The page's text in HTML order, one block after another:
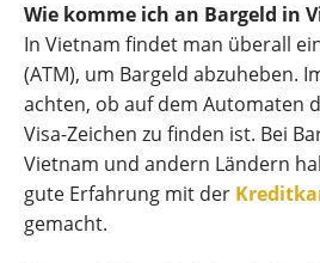
Wie komme ich an Bargeld in
In Vietnam findet man überall
(ATM), um Bargeld abzuheben.
achten, ob auf dem Automaten
Visa-Zeichen zu finden ist. Bei
Vietnam und andern Ländern
gute Erfahrung mit der
gemacht.